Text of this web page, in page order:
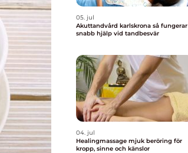
05. jul
Akuttandvård karlskrona så fungerar
snabb hjälp vid tandbesvär
04. jul
Healingmassage mjuk beröring för
kropp, sinne och känslor